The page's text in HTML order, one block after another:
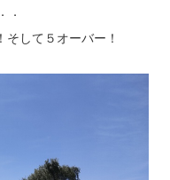
．
そして５オーバー！